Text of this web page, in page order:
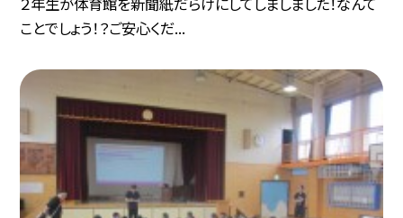
ことでしょう！？ご安心くだ...